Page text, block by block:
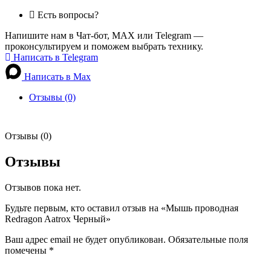
Есть вопросы?
Напишите нам в Чат-бот, MAX или Telegram —
проконсультируем и поможем выбрать технику.
Написать в Telegram
Написать в Max
Отзывы (0)
Отзывы (0)
Отзывы
Отзывов пока нет.
Будьте первым, кто оставил отзыв на «Мышь проводная
Redragon Aatrox Черный»
Ваш адрес email не будет опубликован. Обязательные поля
помечены *